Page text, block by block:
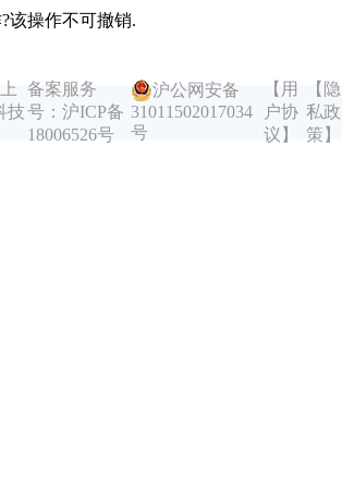
该操作不可撤销.
技
备案服务
号：沪ICP备
18006526号
沪公网安备
31011502017034
号
【用
户协
议】
【隐
私政
策】